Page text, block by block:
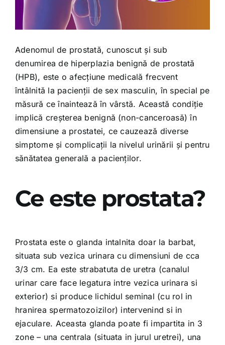
Adenomul de prostată, cunoscut și sub
denumirea de hiperplazia benignă de prostată
(HPB), este o afecțiune medicală frecvent
întâlnită la pacienții de sex masculin, în special pe
măsură ce înaintează în vârstă. Această condiție
implică creșterea benignă (non-canceroasă) în
dimensiune a prostatei, ce cauzează diverse
simptome și complicații la nivelul urinării și pentru
sănătatea generală a pacienților.
Ce este prostata?
Prostata este o glanda intalnita doar la barbat,
situata sub vezica urinara cu dimensiuni de cca
3/3 cm. Ea este strabatuta de uretra (canalul
urinar care face legatura intre vezica urinara si
exterior) si produce lichidul seminal (cu rol in
hranirea spermatozoizilor) intervenind si in
ejaculare. Aceasta glanda poate fi impartita in 3
zone – una centrala (situata in jurul uretrei), una